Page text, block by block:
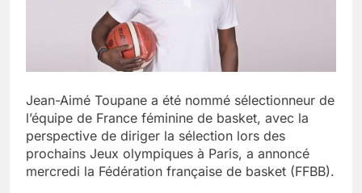
Jean-Aimé Toupane a été nommé sélectionneur de
l’équipe de France féminine de basket, avec la
perspective de diriger la sélection lors des
prochains Jeux olympiques à Paris, a annoncé
mercredi la Fédération française de basket (FFBB).